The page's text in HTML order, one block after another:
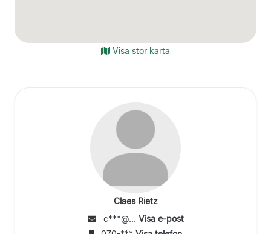
Visa stor karta
Claes Rietz
c***@... Visa e-post